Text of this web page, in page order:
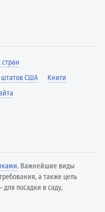
США
Книги
. Важнейшие виды
а также цель
для посадки в саду,